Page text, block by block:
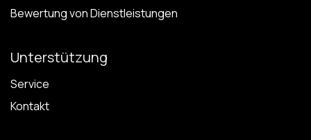
Bewertung von Dienstleistungen
Unterstützung
Service
Kontakt